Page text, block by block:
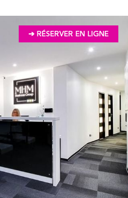
➔ RÉSERVER EN LIGNE